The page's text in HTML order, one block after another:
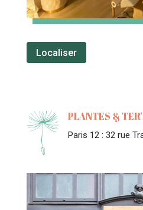
Localiser
PLANTES &
Paris 12 : 32 rue